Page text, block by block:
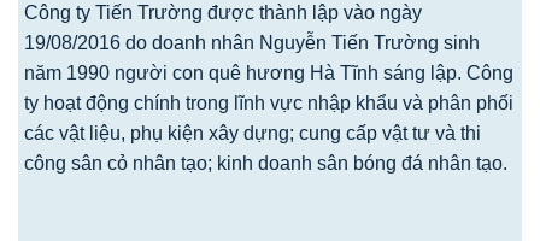
Công ty Tiến Trường được thành lập vào ngày
19/08/2016 do doanh nhân Nguyễn Tiến Trường sinh
năm 1990 người con quê hương Hà Tĩnh sáng lập. Công
ty hoạt động chính trong lĩnh vực nhập khẩu và phân phối
các vật liệu, phụ kiện xây dựng; cung cấp vật tư và thi
công sân cỏ nhân tạo; kinh doanh sân bóng đá nhân tạo.